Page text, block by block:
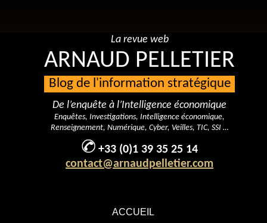
ACCUEIL
La revue web
ARNAUD PELLETIER
Blog de l'information stratégique
De l’enquête à l’Intelligence économique
Enquêtes, Investigations, Intelligence économique,
Renseignement, Numérique, Cyber, Veilles, TIC, SSI …
+33 (0)1 39 35 25 14
contact@arnaudpelletier.com